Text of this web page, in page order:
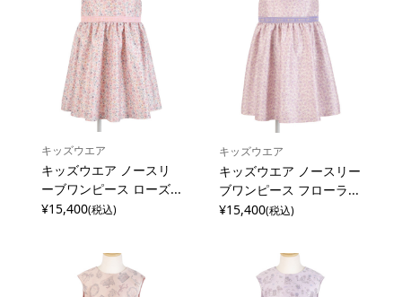
キッズウエア
キッズウエア ノースリ
ーブワンピース ローズ...
¥15,400(税込)
キッズウエア
キッズウエア ノースリー
ブワンピース フローラ...
¥15,400(税込)